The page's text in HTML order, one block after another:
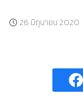
26 มิถุนายน 2020